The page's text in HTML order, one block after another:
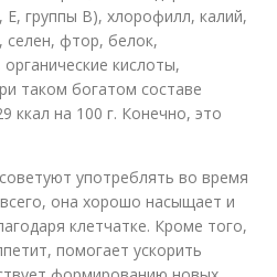
группы В), хлорофилл, калий,
селен, фтор, белок,
кислоты,
таком богатом составе
ккал на 100 г. Конечно, это
употреблять во время
она хорошо насыщает и
клетчатке. Кроме того,
помогает ускорить